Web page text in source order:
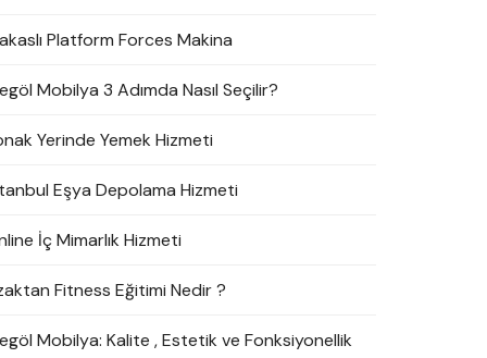
Platform Forces Makina
Mobilya 3 Adımda Nasıl Seçilir?
Yerinde Yemek Hizmeti
Eşya Depolama Hizmeti
İç Mimarlık Hizmeti
Fitness Eğitimi Nedir ?
Mobilya: Kalite , Estetik ve Fonksiyonellik